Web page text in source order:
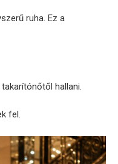
ruha. Ez a
hallani.
fel.